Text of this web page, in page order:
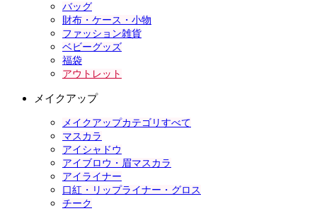
バッグ
財布・ケース・小物
ファッション雑貨
ベビーグッズ
福袋
アウトレット
メイクアップ
メイクアップカテゴリすべて
マスカラ
アイシャドウ
アイブロウ・眉マスカラ
アイライナー
口紅・リップライナー・グロス
チーク